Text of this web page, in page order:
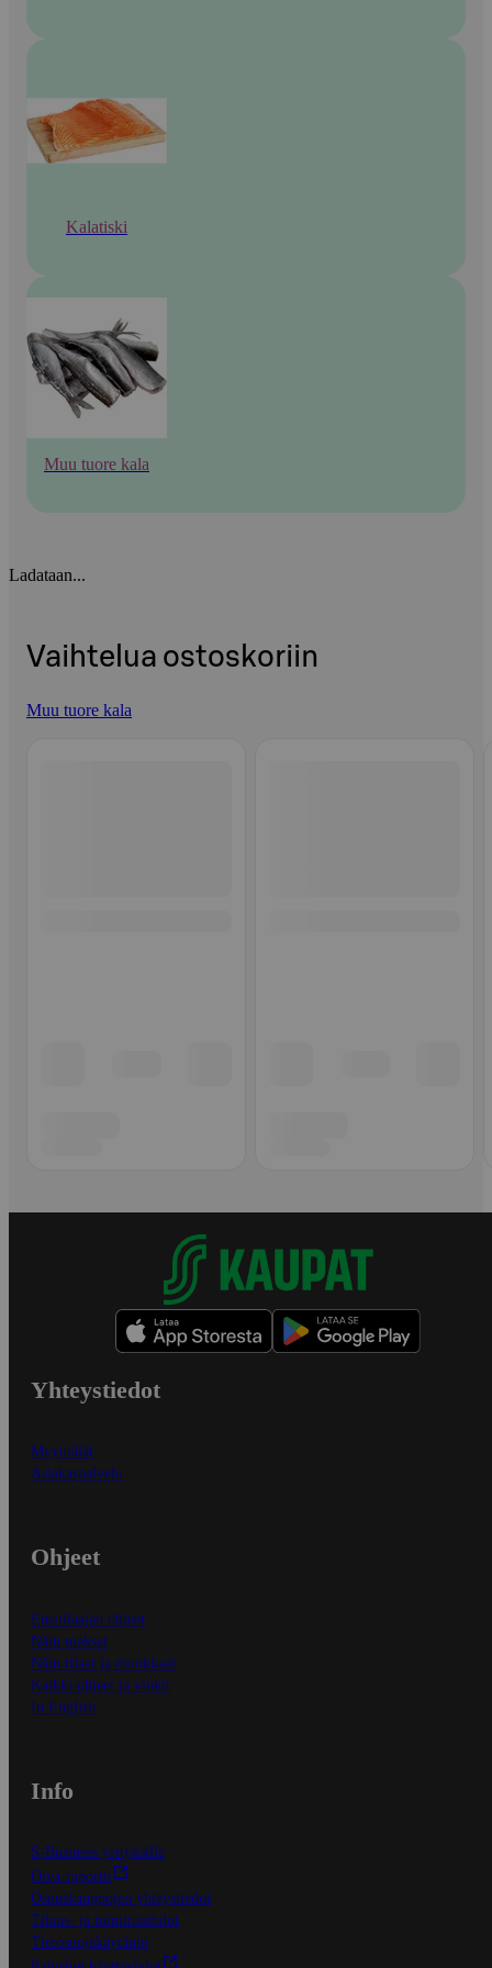
Kalatiski
Muu tuore kala
Ladataan...
Vaihtelua ostoskoriin
Muu tuore kala
Yhteystiedot
Myymälät
Asiakaspalvelu
Ohjeet
Ensitilaajan ohjeet
Näin maksat
Näin tilaat ja muokkaat
Kaikki ohjeet ja vinkit
In English
Info
S-Business yrityksille
Oiva-raportit
Osuuskauppojen yhteystiedot
Tilaus- ja toimitusehdot
Tietosuojakäytäntö